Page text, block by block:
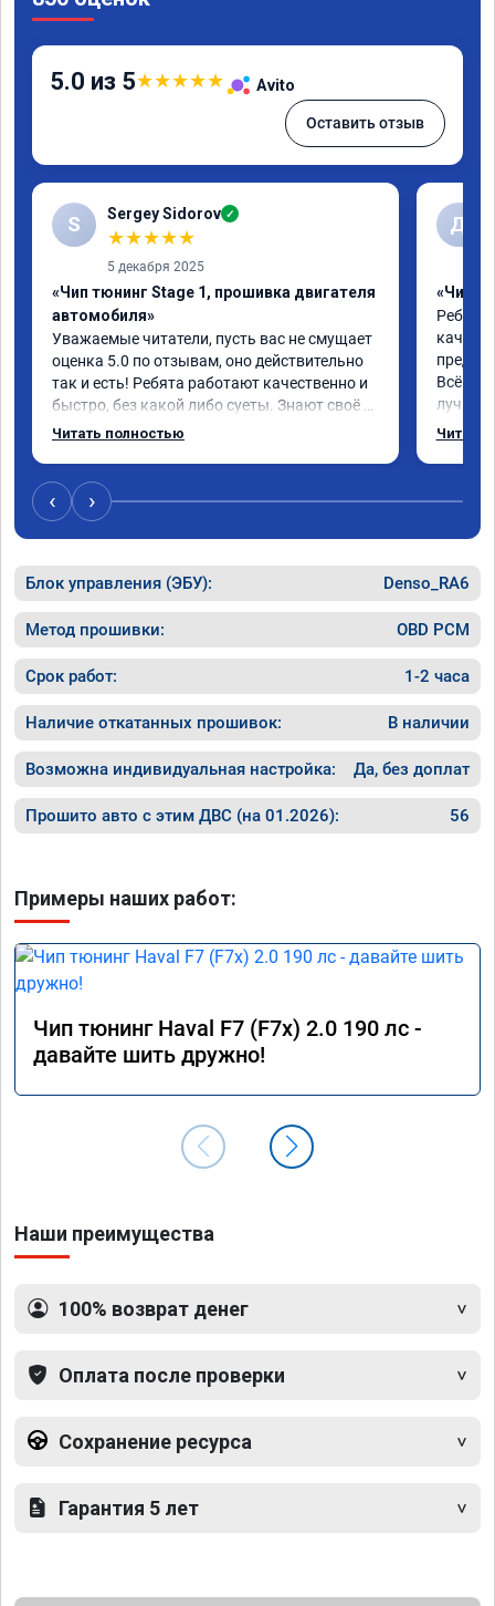
5.0 из 5★★★★★ Avito
Оставить отзыв
S Sergey Sidorov ✓
★★★★★
5 декабря 2025
«Чип тюнинг Stage 1, прошивка двигателя
автомобиля»
Уважаемые читатели, пусть вас не смущает
оценка 5.0 по отзывам, оно действительно
так и есть! Ребята работают качественно и
быстро, без какой либо суеты. Знают своё
дело от и до! Мне чипанули Mitsubishi Pajero
Большое спасибо! Успехов вам и вашей
команде! Только газ!
Читать полностью
Д
«Чип
Ребята
Всё
лучше,
Читать
‹ ›
Блок управления (ЭБУ): Denso_RA6
Метод прошивки: OBD PCM
Срок работ: 1-2 часа
Наличие откатанных прошивок: В наличии
Возможна индивидуальная настройка: Да, без доплат
Прошито авто с этим ДВС (на 01.2026): 56
Примеры наших работ:
Чип тюнинг Haval F7 (F7x) 2.0 190 лс -
давайте шить дружно!
Наши преимущества
100% возврат денег
Оплата после проверки
Сохранение ресурса
Гарантия 5 лет